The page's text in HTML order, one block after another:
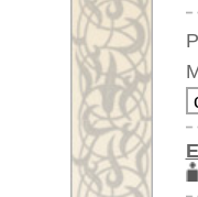
Noch kein
Login?
Ihr
Ihr